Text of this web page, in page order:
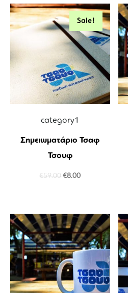
Sale!
category1
Σημειωματάριο Τσαφ
Τσουφ
€59.00 €8.00